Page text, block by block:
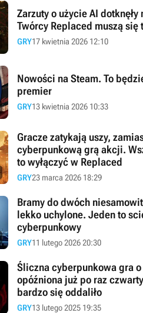
Zarzuty o użycie AI
Twórcy Replaced muszą się
GRY17 kwietnia 2026 12:10
Nowości na Steam. To
premier
GRY13 kwietnia 2026 10:33
Gracze zatykają uszy,
cyberpunkową grą akcji.
to wyłączyć w Replaced
GRY23 marca 2026 18:29
Bramy do dwóch
lekko uchylone. Jeden to
cyberpunkowy
GRY11 lutego 2026 20:30
Śliczna cyberpunkowa gra o
opóźniona już po raz
bardzo się oddaliło
GRY13 lutego 2025 19:35